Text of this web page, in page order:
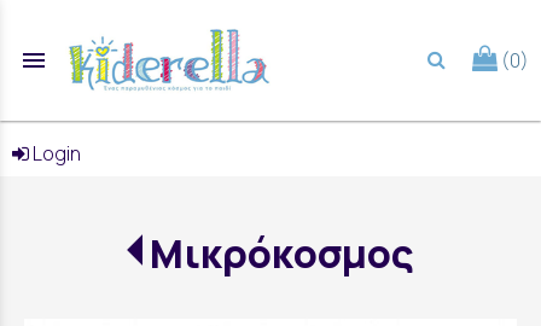
menu (0)
Login
Μικρόκοσμος